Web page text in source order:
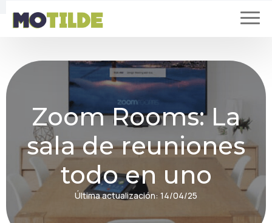
Zoom Rooms: La
sala de reuniones
todo en uno
Última actualización: 14/04/25